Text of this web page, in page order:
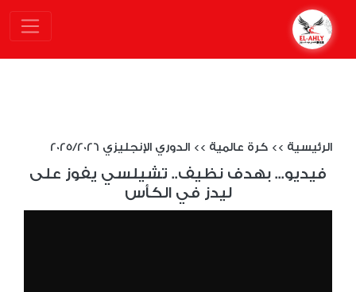
الرئيسية >> كرة عالمية >> الدوري الإنجليزي 2025/2026
فيديو... بهدف نظيف.. تشيلسي يفوز على
ليدز في الكأس